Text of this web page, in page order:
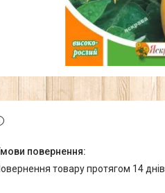
повернення товару протягом 14 днів